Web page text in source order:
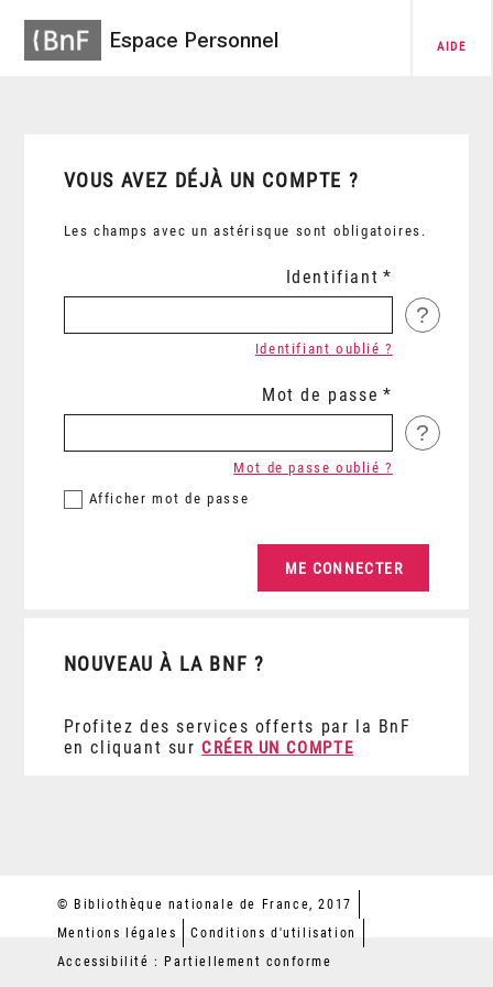
Espace Personnel AIDE
VOUS AVEZ DÉJÀ UN COMPTE ?
Les champs avec un astérisque sont obligatoires.
Identifiant
?
Identifiant oublié ?
Mot de passe
?
Afficher mot de passe
Mot de passe oublié ?
NOUVEAU À LA BNF ?
Profitez des services offerts par la BnF
en cliquant sur CRÉER UN COMPTE
© Bibliothèque nationale de France, 2017
Mentions légales
Conditions d'utilisation
Accessibilité : Partiellement conforme